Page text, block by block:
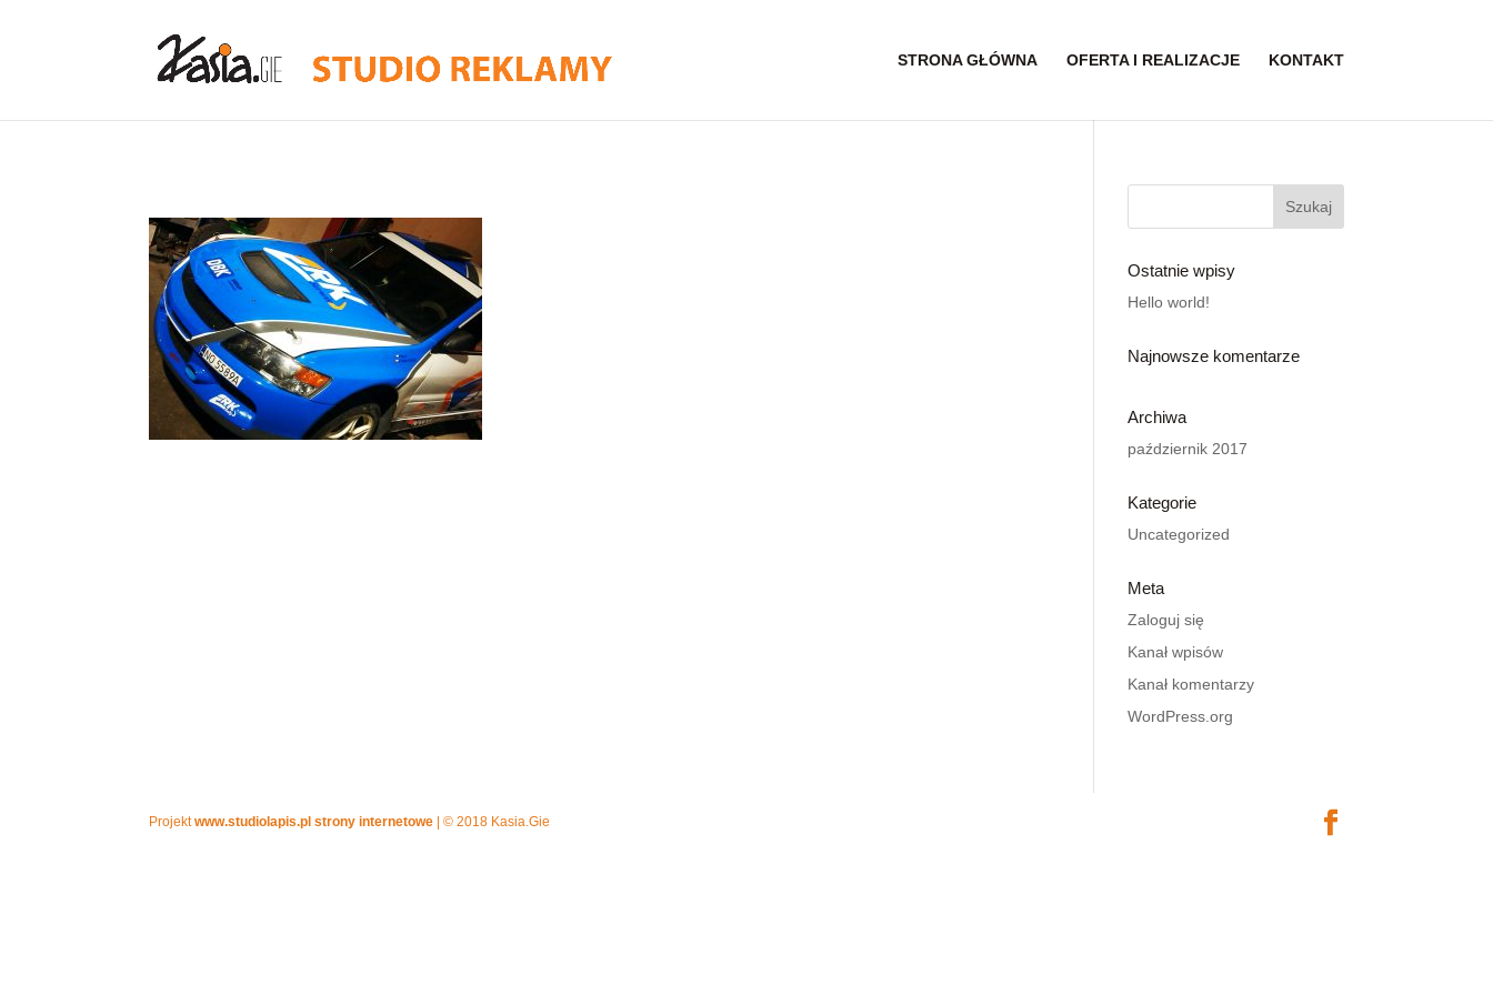
STRONA GŁÓWNA OFERTA I REALIZACJE KONTAKT
Ostatnie wpisy
Hello world!
Najnowsze komentarze
Archiwa
październik 2017
Kategorie
Uncategorized
Meta
Zaloguj się
Kanał wpisów
Kanał komentarzy
WordPress.org
Projektwww.studiolapis.pl strony internetowe | © 2018 Kasia.Gie